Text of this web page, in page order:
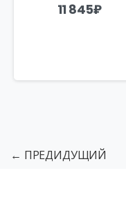
11 845₽
← ПРЕДИДУЩИЙ